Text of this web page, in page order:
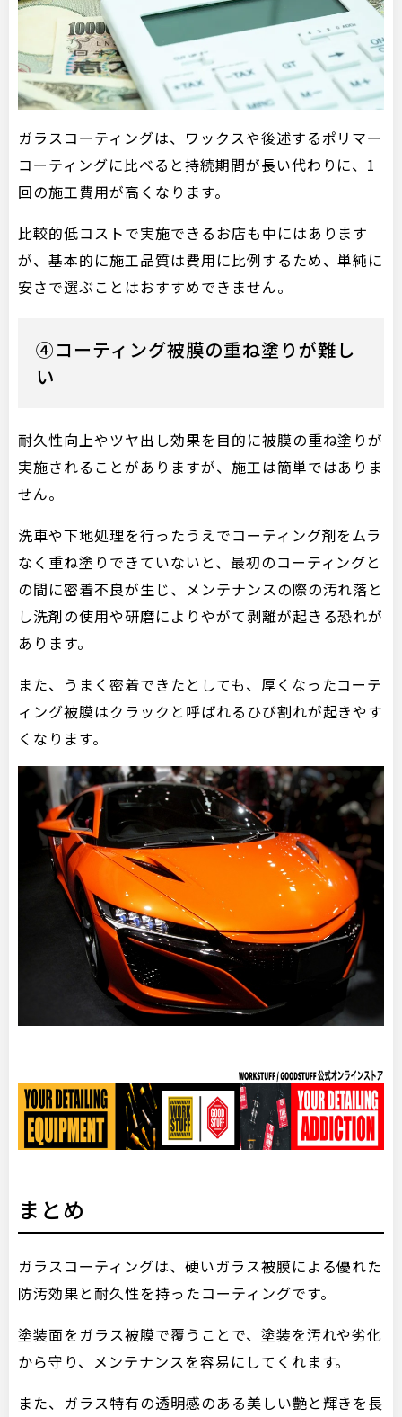
ガラスコーティングは、ワックスや後述するポリマー
コーティングに比べると持続期間が長い代わりに、1
回の施工費用が高くなります。
比較的低コストで実施できるお店も中にはあります
が、基本的に施工品質は費用に比例するため、単純に
安さで選ぶことはおすすめできません。
④コーティング被膜の重ね塗りが難し
い
耐久性向上やツヤ出し効果を目的に被膜の重ね塗りが
実施されることがありますが、施工は簡単ではありま
せん。
洗車や下地処理を行ったうえでコーティング剤をムラ
なく重ね塗りできていないと、最初のコーティングと
の間に密着不良が生じ、メンテナンスの際の汚れ落と
し洗剤の使用や研磨によりやがて剥離が起きる恐れが
あります。
また、うまく密着できたとしても、厚くなったコーテ
ィング被膜はクラックと呼ばれるひび割れが起きやす
くなります。
まとめ
ガラスコーティングは、硬いガラス被膜による優れた
防汚効果と耐久性を持ったコーティングです。
塗装面をガラス被膜で覆うことで、塗装を汚れや劣化
から守り、メンテナンスを容易にしてくれます。
また、ガラス特有の透明感のある美しい艶と輝きを長